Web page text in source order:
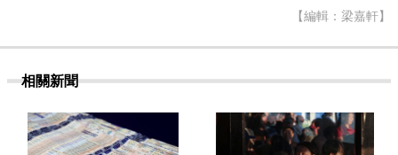
【編輯：梁嘉軒】
相關新聞